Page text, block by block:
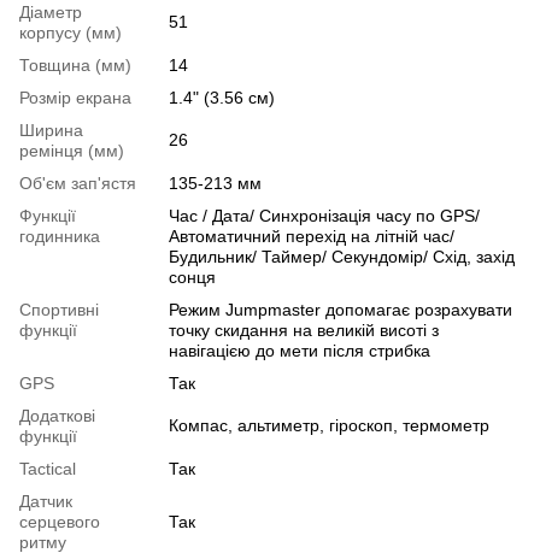
Діаметр
корпусу (мм)
51
Товщина (мм)
14
Розмір екрана
1.4" (3.56 см)
Ширина
ремінця (мм)
26
Об'єм зап'ястя
135-213 мм
Функції
годинника
Час / Дата/ Синхронізація часу по GPS/
Автоматичний перехід на літній час/
Будильник/ Таймер/ Секундомір/ Схід, захід
сонця
Спортивні
функції
Режим Jumpmaster допомагає розрахувати
точку скидання на великій висоті з
навігацією до мети після стрибка
GPS
Так
Додаткові
функції
Компас, альтиметр, гіроскоп, термометр
Tactical
Так
Датчик
серцевого
ритму
Так